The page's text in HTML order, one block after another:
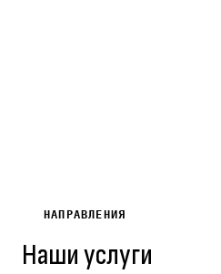
НАПРАВЛЕНИЯ
Наши услуги